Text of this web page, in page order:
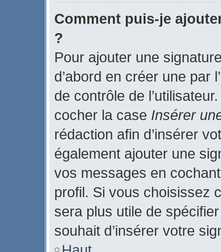
Comment puis-je
?
Pour ajouter une
d’abord en créer une par
de contrôle de
cocher la case Insérer
rédaction afin d’insérer
également ajouter une
vos messages en
profil. Si vous choisissez
sera plus utile de
souhait d’insérer votre